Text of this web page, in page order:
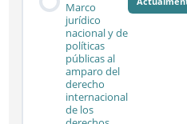
marco
conceptual
y
obligaciones
institucionales
0% COMPLETADO 0/2
Sesión síncrona 1.1
Sesión síncrona 1.2
Marco
jurídico
nacional y de
políticas
públicas al
amparo del
derecho
internacional
de los